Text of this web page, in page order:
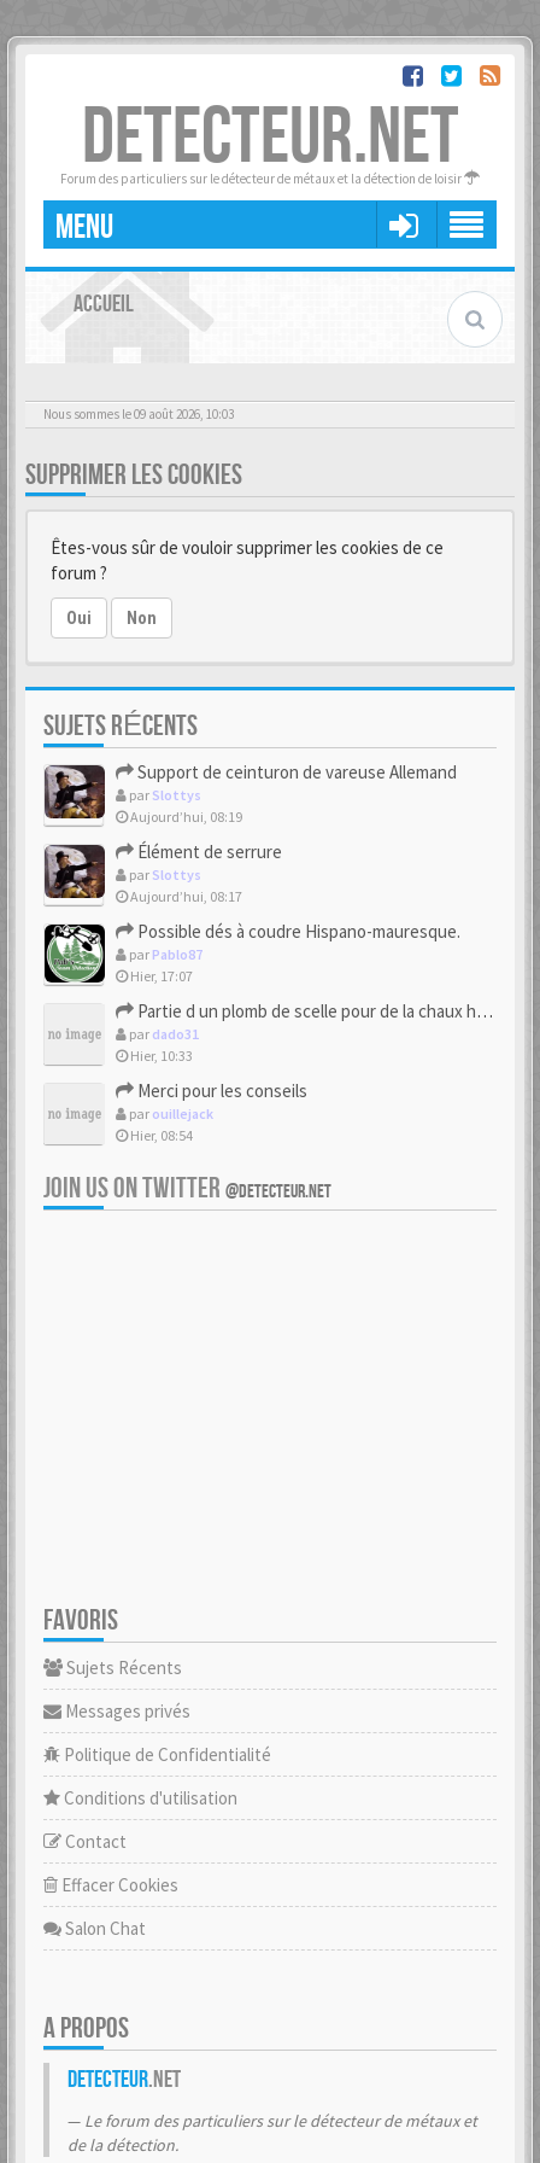
DETECTEUR.NET
Forum des particuliers sur le détecteur de métaux et la détection de loisir
MENU
ACCUEIL
Nous sommes le 09 août 2026, 10:03
SUPPRIMER LES COOKIES
Êtes-vous sûr de vouloir supprimer les cookies de ce
forum ?
Oui Non
SUJETS RÉCENTS
Support de ceinturon de vareuse Allemand
par Slottys
Aujourd’hui, 08:19
Élément de serrure
par Slottys
Aujourd’hui, 08:17
Possible dés à coudre Hispano-mauresque.
par Pablo87
Hier, 17:07
Partie d un plomb de scelle pour de la chaux hydraulique
par dado31
Hier, 10:33
Merci pour les conseils
par ouillejack
Hier, 08:54
JOIN US ON TWITTER @DETECTEUR.NET
FAVORIS
Sujets Récents
Messages privés
Politique de Confidentialité
Conditions d'utilisation
Contact
Effacer Cookies
Salon Chat
A PROPOS
Detecteur.net
Le forum des particuliers sur le détecteur de métaux et
de la détection.